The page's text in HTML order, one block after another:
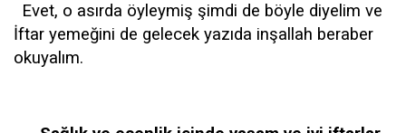
Evet, o asırda öyleymiş şimdi de böyle diyelim ve
İftar yemeğini de gelecek yazıda inşallah beraber
okuyalım.